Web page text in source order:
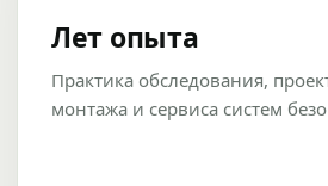
Лет опыта
Практика обследования,
монтажа и сервиса систем